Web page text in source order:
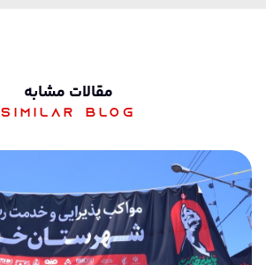
مقالات مشابه
Similar blog